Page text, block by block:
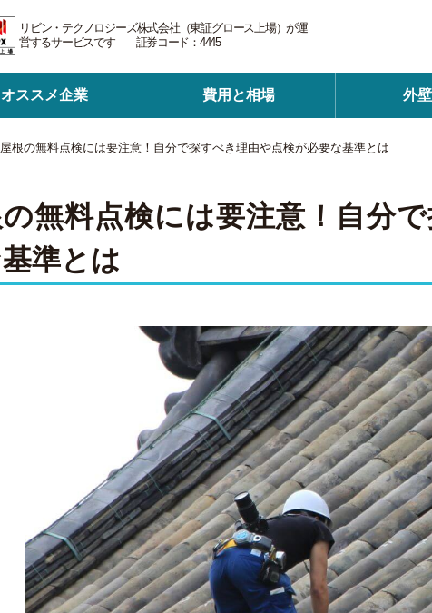
リビン・テクノロジーズ株式会社（東証グロース上場）が運
営するサービスです 証券コード：4445
オススメ企業 費用と相場 外
屋根の無料点検には要注意！自分で探すべき理由や点検が必要な基準とは
無料点検には要注意！自分
準とは